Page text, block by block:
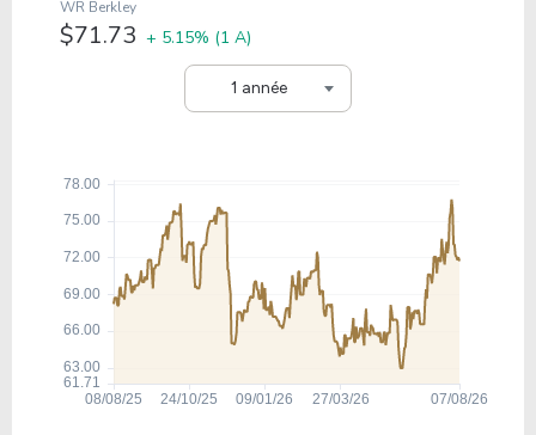
1 année
WR Berkley
$71.73 + 5.15% (1 A)